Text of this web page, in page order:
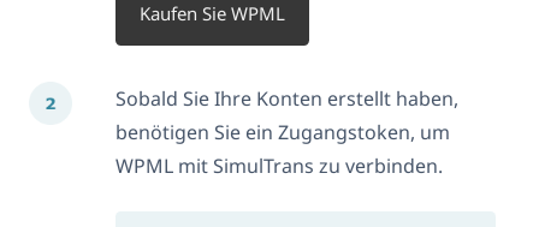
Kaufen Sie WPML
Sobald Sie Ihre Konten erstellt haben,
benötigen Sie ein Zugangstoken, um
WPML mit SimulTrans zu verbinden.